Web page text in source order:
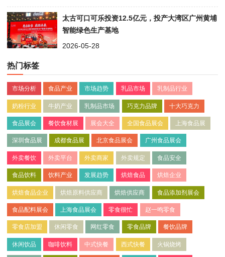
太古可口可乐投资12.5亿元，投产大湾区广州黄埔
智能绿色生产基地
2026-05-28
热门标签
市场分析 食品产业 市场趋势 乳品市场 乳制品行业
奶粉行业 牛奶产业 乳制品市场 巧克力品牌 十大巧克力
食品展会 餐饮食材展 展会大全 全国食品展会 上海食品展
深圳食品展 成都食品展 北京食品展会 广州食品展会
外卖餐饮 外卖平台 外卖商家 外卖规定 食品安全
食品饮料 饮料产业 发展趋势 烘焙食品 烘焙企业
烘焙食品企业 烘焙原料供应商 烘焙供应商 食品添加剂展会
食品配料展会 上海食品展会 零食很忙 赵一鸣零食
零食店加盟 休闲零食 网红零食 零食品牌 餐饮品牌
休闲饮品 咖啡饮料 中式快餐 西式快餐 火锅烧烤